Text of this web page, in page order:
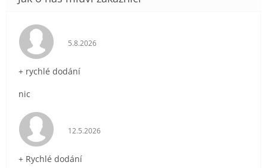
Hodnocení obchodu je 5 z 5 hvězdiček.
5.8.2026
+ rychlé dodání
nic
Hodnocení obchodu je 5 z 5 hvězdiček.
12.5.2026
+ Rychlé dodání